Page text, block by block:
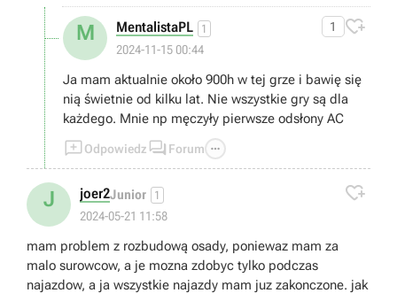
uzależniony jest od tej konkretnej walki. Bez przejścia tego
bossa można zapomnieć o dalszej progresji. Czyli... Moja
przygoda z tym tytułem tutaj się kończy. Dziękuję.
Wysiadam.
M MentalistaPL 1
2024-11-15 00:44
1 
Ja mam aktualnie około 900h w tej grze i bawię się
nią świetnie od kilku lat. Nie wszystkie gry są dla
każdego. Mnie np męczyły pierwsze odsłony AC
Odpowiedz  Forum 
J joer2Junior 1
2024-05-21 11:58

mam problem z rozbudową osady, poniewaz mam za
malo surowcow, a je mozna zdobyc tylko podczas
najazdow, a ja wszystkie najazdy mam juz zakonczone. jak